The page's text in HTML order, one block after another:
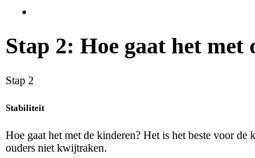
Stap 2: Hoe gaat het met
Stap 2
Stabiliteit
Hoe gaat het met de kinderen? Het is het beste voor
ouders niet kwijtraken.